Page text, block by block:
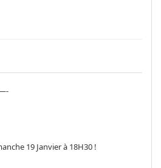
19 Janvier à 18H30 !